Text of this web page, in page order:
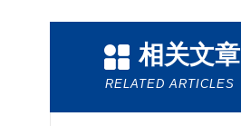
相关文章
RELATED ARTICLES